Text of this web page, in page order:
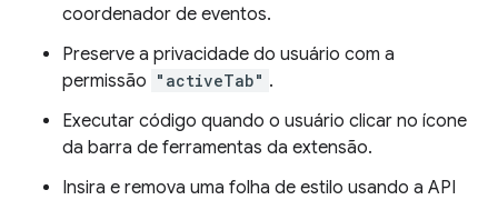
coordenador de eventos.
Preserve a privacidade do usuário com a
permissão "activeTab" .
Executar código quando o usuário clicar no ícone
da barra de ferramentas da extensão.
Insira e remova uma folha de estilo usando a API